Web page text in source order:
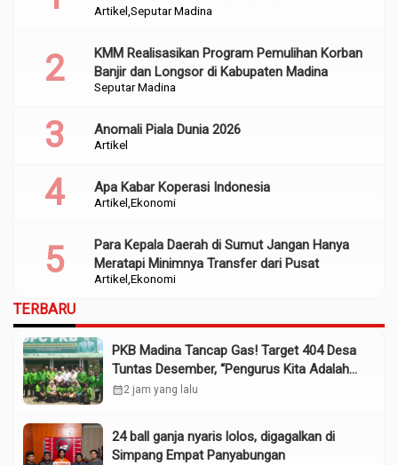
Artikel Seputar Madina
Perencanaan
Seputar Madina
KMM Realisasikan Program Pemulihan Korban
Banjir dan Longsor di Kabupaten Madina
Artikel
Anomali Piala Dunia 2026
Artikel Ekonomi
Apa Kabar Koperasi Indonesia
Artikel Ekonomi
Para Kepala Daerah di Sumut Jangan Hanya
Meratapi Minimnya Transfer dari Pusat
TERBARU
PKB Madina Tancap Gas! Target 404 Desa
Tuntas Desember, “Pengurus Kita Adalah
Tokoh”
calendar_month2 jam yang lalu
24 ball ganja nyaris lolos, digagalkan di
Simpang Empat Panyabungan